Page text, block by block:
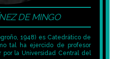
DE MINGO
1948) es Catedrático de
tal ha ejercido de profesor
por la Universidad Central del